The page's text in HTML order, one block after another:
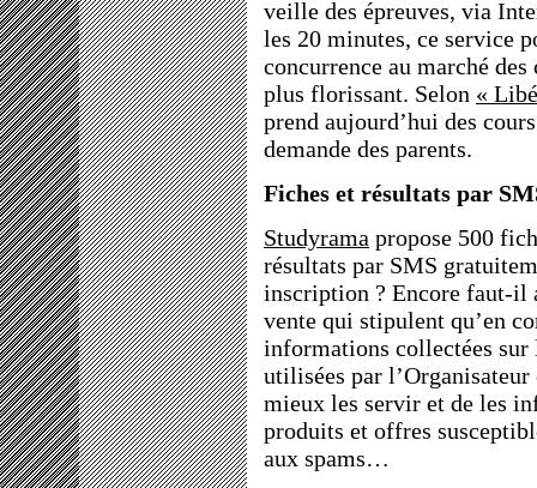
veille des épreuves, via
les 20 minutes, ce service
concurrence au marché
plus florissant. Selon «
prend aujourd’hui des
demande des parents.
Fiches et résultats par
Studyrama propose 500
résultats par SMS
inscription ? Encore faut-il
vente qui stipulent qu’en
informations collectées
utilisées par
mieux les servir et de les
produits et offres
aux spams…